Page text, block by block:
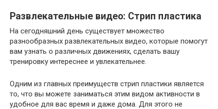
Развлекательные видео: Стрип пластика
На сегодняшний день существует множество
разнообразных развлекательных видео, которые помогут
вам узнать о различных движениях, сделать вашу
тренировку интереснее и увлекательнее.
Одним из главных преимуществ стрип пластики является
то, что вы можете заниматься этим видом активности в
удобное для вас время и даже дома. Для этого не